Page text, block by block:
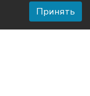
Принять